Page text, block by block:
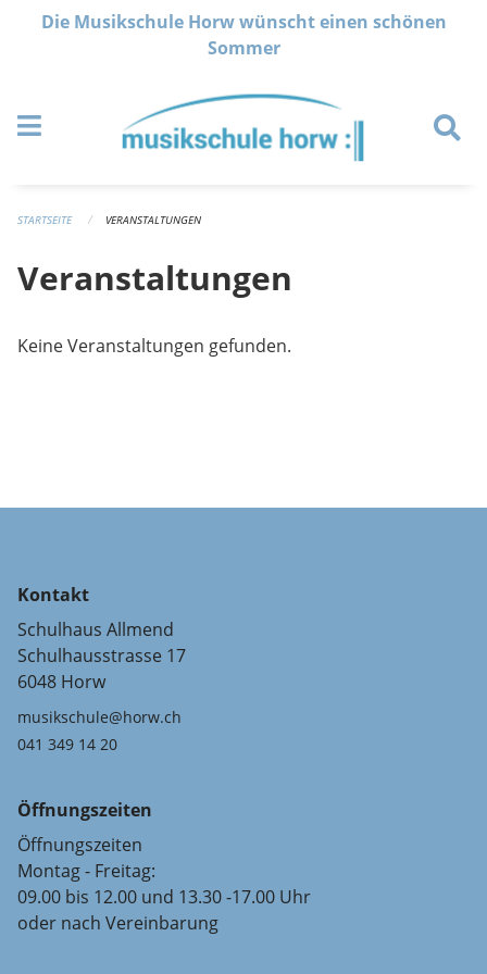
Navigation überspringen
Die Musikschule Horw wünscht einen schönen
Sommer
STARTSEITE VERANSTALTUNGEN
Veranstaltungen
Keine Veranstaltungen gefunden.
Kontakt
Schulhaus Allmend
Schulhausstrasse 17
6048 Horw
musikschule@horw.ch
041 349 14 20
Öffnungszeiten
Öffnungszeiten
Montag - Freitag:
09.00 bis 12.00 und 13.30 -17.00 Uhr
oder nach Vereinbarung